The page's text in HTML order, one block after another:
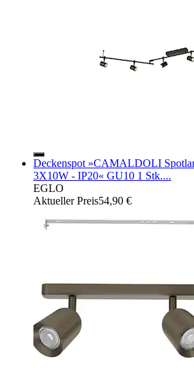
Deckenspot »CAMALDOLI
3X10W - IP20« GU10 1 Stk....
EGLO
Aktueller Preis54,90 €